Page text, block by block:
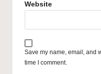
Website
Save my name, email, and
time I comment.